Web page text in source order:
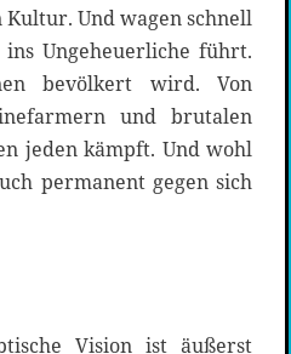
Und wagen schnell
Ungeheuerliche führt.
bevölkert wird. Von
und brutalen
jeden kämpft. Und wohl
permanent gegen sich
Vision ist äußerst